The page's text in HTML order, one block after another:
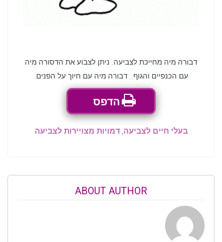
דבורה מיה מחייכת לצביעה. ניתן לצבוע את הדסורה מיה
עם הכנפיים והגוף.. דבורה מיה עם חיוך על הפנים.
הדפס
בעלי חיים לצביעה,דמויות מצויירות לצביעה
ABOUT AUTHOR